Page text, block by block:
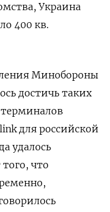
Украина
400 кв.
Минобороны
достичь таких
для российской
удалось
что